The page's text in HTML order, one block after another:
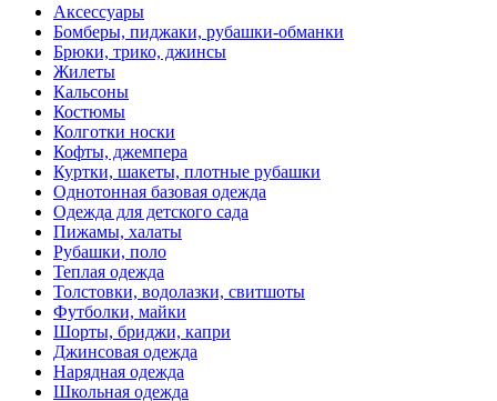
Аксессуары
Бомберы, пиджаки, рубашки-обманки
Брюки, трико, джинсы
Жилеты
Кальсоны
Костюмы
Колготки носки
Кофты, джемпера
Куртки, шакеты, плотные рубашки
Однотонная базовая одежда
Одежда для детского сада
Пижамы, халаты
Рубашки, поло
Теплая одежда
Толстовки, водолазки, свитшоты
Футболки, майки
Шорты, бриджи, капри
Джинсовая одежда
Нарядная одежда
Школьная одежда